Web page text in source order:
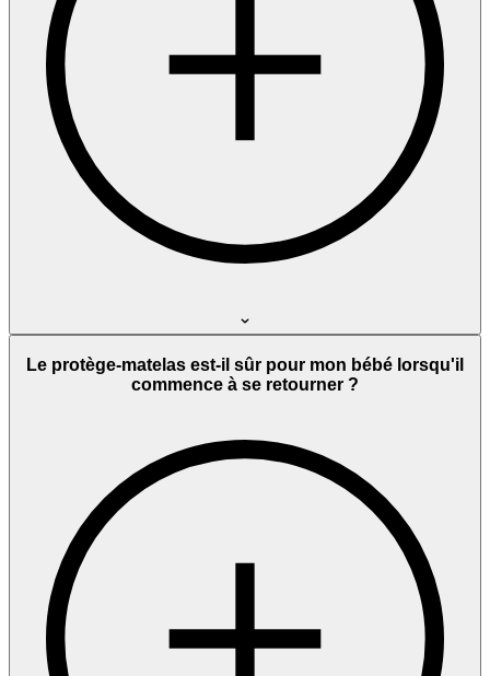
Le protège-matelas est-il sûr pour mon bébé lorsqu'il
commence à se retourner ?